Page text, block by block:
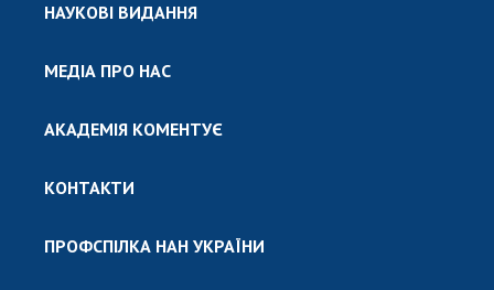
НАУКОВІ ВИДАННЯ
МЕДІА ПРО НАС
АКАДЕМІЯ КОМЕНТУЄ
КОНТАКТИ
ПРОФСПІЛКА НАН УКРАЇНИ